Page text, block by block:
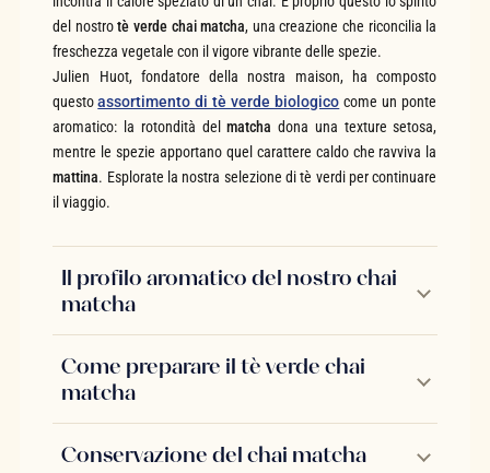
del nostrotè verde chai matcha, una creazione che riconcilia la
freschezza vegetale con il vigore vibrante delle spezie.
Julien Huot, fondatore della nostra maison, ha composto
questoassortimento di tè verde biologico come un ponte
aromatico: la rotondità delmatcha dona una texture setosa,
mentre le spezie apportano quel carattere caldo che ravviva la
mattina. Esplorate la nostra selezione di tè verdi per continuare
il viaggio.
Il profilo aromatico del nostro chai
matcha
Come preparare il tè verde chai
matcha
Conservazione del chai matcha